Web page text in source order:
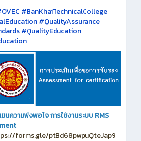
#BanKhaiTechnicalCollege
#QualityAssurance
#QualityEducation
นความพึงพอใจ การใช้งานระบบ RMS
forms.gle/ptBd68pwpuQteJap9